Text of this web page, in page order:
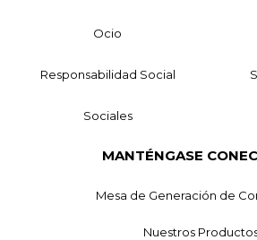
Ocio
Responsabilidad Social
Sociales
MANTÉNGASE
Mesa de Generación de
Nuestros